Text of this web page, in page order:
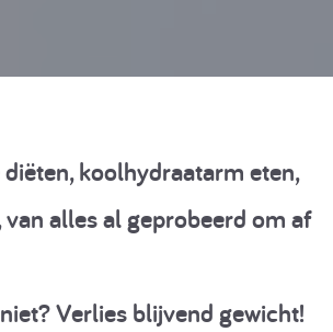
koolhydraatarm eten,
alles al geprobeerd om af
Verlies blijvend gewicht!